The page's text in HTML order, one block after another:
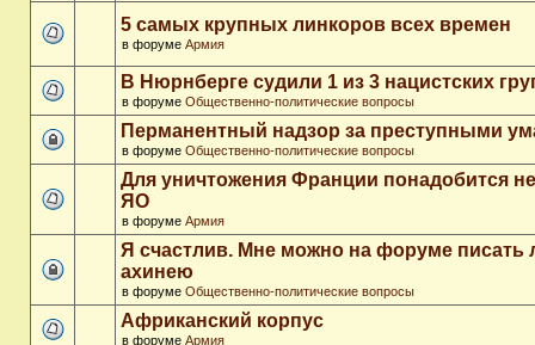
5 самых крупных линкоров всех времен
в форуме Армия
В Нюрнберге судили 1 из 3 нацистских
в форуме Общественно-политические вопросы
Перманентный надзор за преступными
в форуме Общественно-политические вопросы
Для уничтожения Франции понадобится
ЯО
в форуме Армия
Я счастлив. Мне можно на форуме
ахинею
в форуме Общественно-политические вопросы
Африканский корпус
в форуме Армия